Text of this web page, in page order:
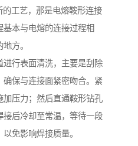
工艺，那是电熔鞍形连接
本与电熔的连接过程相
方。
行表面清洗，主要是刮除
保与连接面紧密吻合。紧
压力；然后直通鞍形钻孔
接后冷却至常温，等待一段
免影响焊接质量。